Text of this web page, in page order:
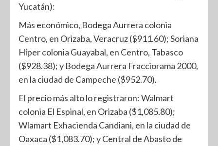
Yucatán):
Más económico, Bodega Aurrera colonia
Centro, en Orizaba, Veracruz ($911.60); Soriana
Híper colonia Guayabal, en Centro, Tabasco
($928.38); y Bodega Aurrera Fracciorama 2000,
en la ciudad de Campeche ($952.70).
El precio más alto lo registraron: Walmart
colonia El Espinal, en Orizaba ($1,085.80);
Wlamart Exhacienda Candiani, en la ciudad de
Oaxaca ($1,083.70); y Central de Abasto de